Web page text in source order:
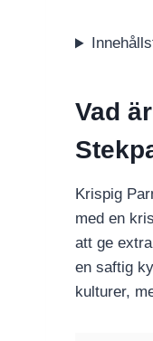
Vad
Krispig
med en
att ge
en saftig
kulturer,